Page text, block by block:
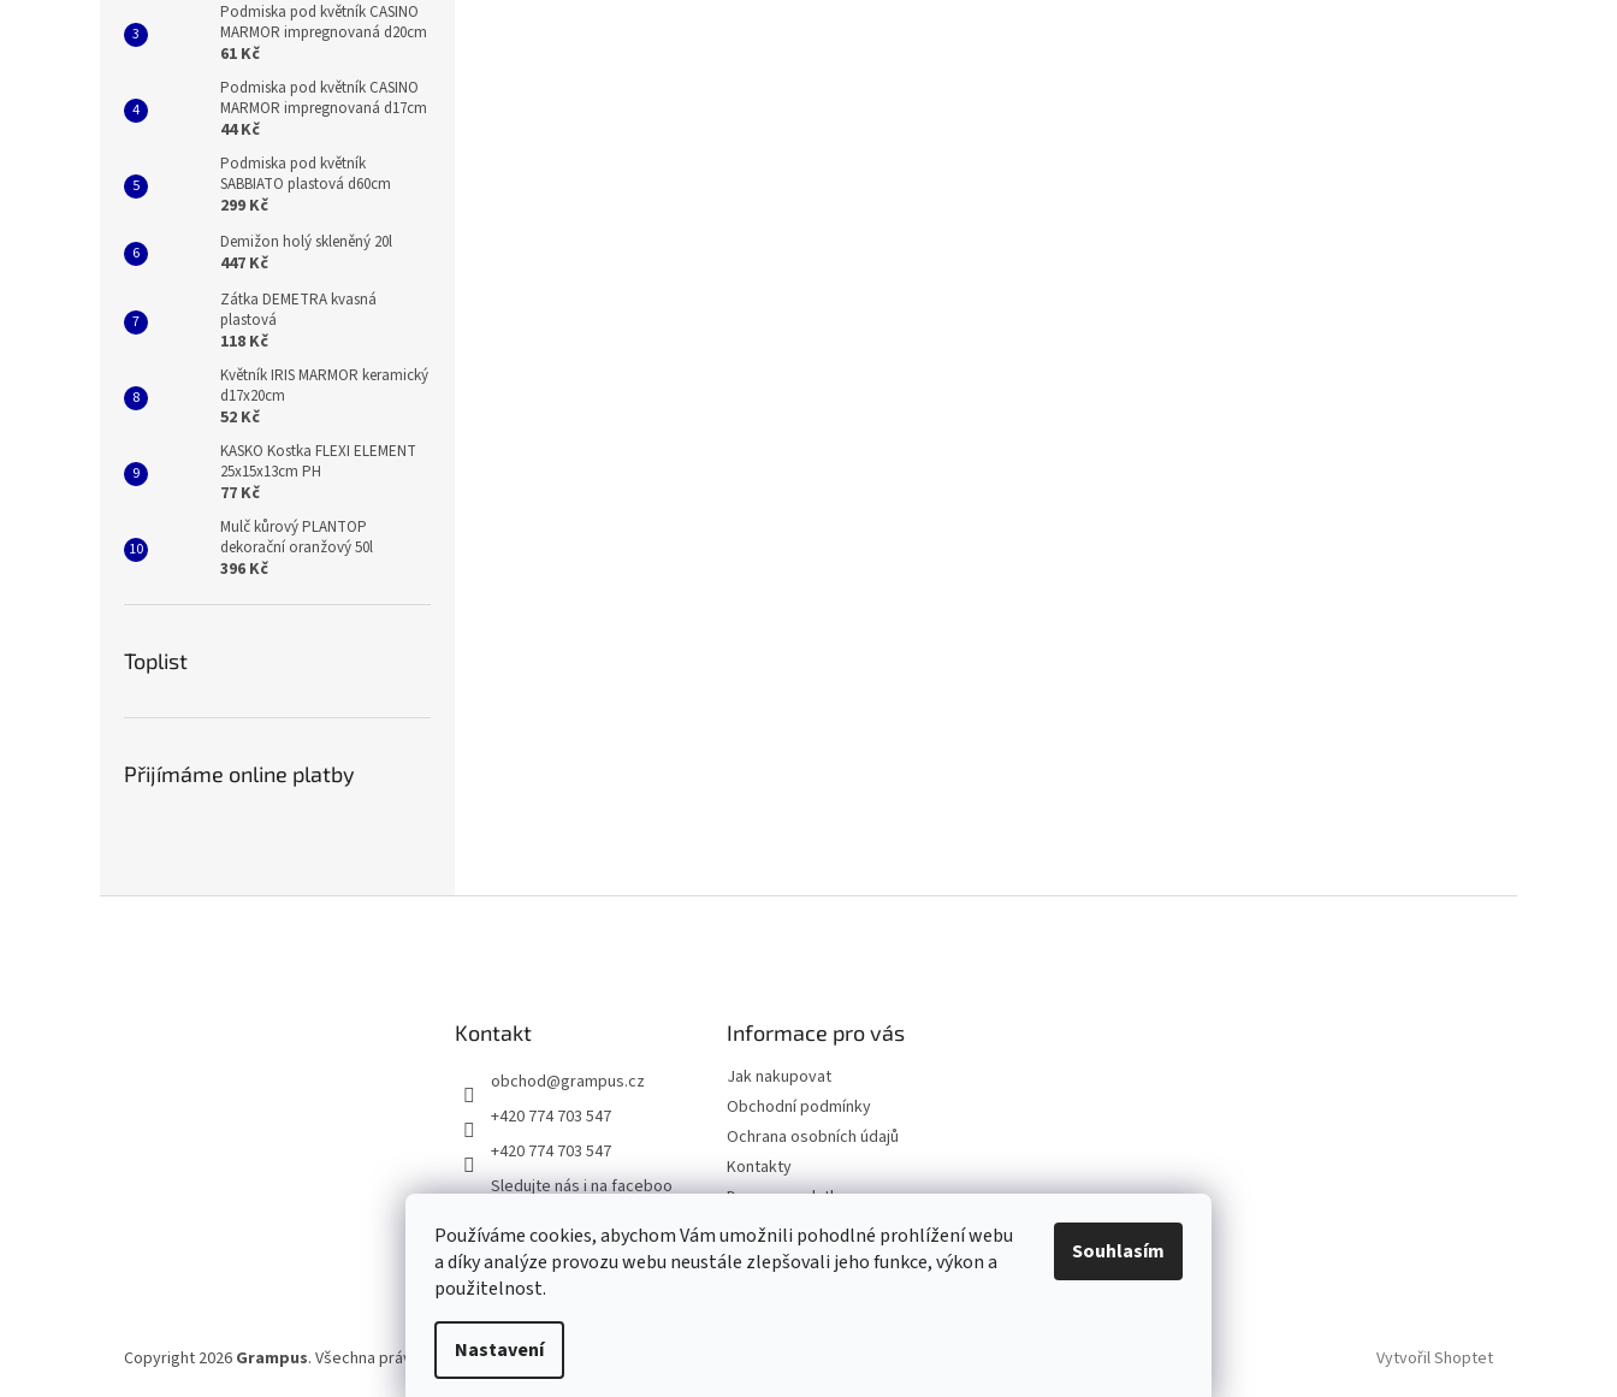
Používáme cookies, abychom Vám umožnili pohodlné prohlížení webu
a díky analýze provozu webu neustále zlepšovali jeho funkce, výkon a
použitelnost.
Nastavení
Souhlasím
Podmiska pod květník CASINO
MARMOR impregnovaná d20cm
61 Kč
Podmiska pod květník CASINO
MARMOR impregnovaná d17cm
44 Kč
Podmiska pod květník
SABBIATO plastová d60cm
299 Kč
Demižon holý skleněný 20l
447 Kč
Zátka DEMETRA kvasná
plastová
118 Kč
Květník IRIS MARMOR keramický
d17x20cm
52 Kč
KASKO Kostka FLEXI ELEMENT
25x15x13cm PH
77 Kč
Mulč kůrový PLANTOP
dekorační oranžový 50l
396 Kč
Toplist
Přijímáme online platby
Kontakt
obchod@grampus.cz
+420 774 703 547
+420 774 703 547
Sledujte nás i na faceboo
Grampus0000
jirigrampus
Informace pro vás
Jak nakupovat
Obchodní podmínky
Ochrana osobních údajů
Kontakty
Doprava a platba
Vytvořil Shoptet
Copyright 2026 Grampus. Všechna práva vyhrazena.